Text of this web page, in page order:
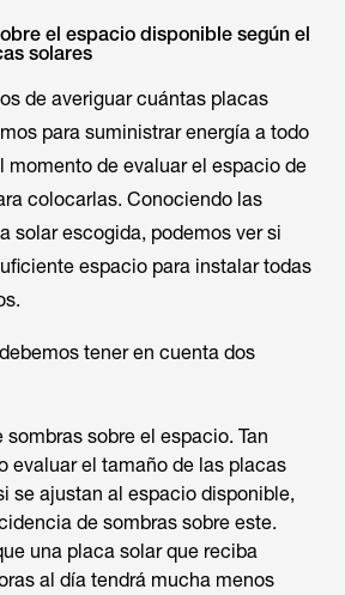
el espacio disponible según el
solares
de averiguar cuántas placas
para suministrar energía a todo
momento de evaluar el espacio de
colocarlas. Conociendo las
solar escogida, podemos ver si
espacio para instalar todas
tener en cuenta dos
sobre el espacio. Tan
evaluar el tamaño de las placas
se ajustan al espacio disponible,
de sombras sobre este.
una placa solar que reciba
al día tendrá mucha menos